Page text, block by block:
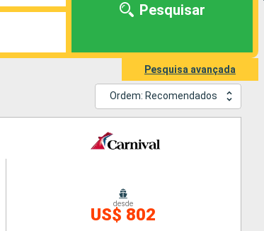
Pesquisar
Pesquisa avançada
Ordem: Recomendados
desde
US$ 802